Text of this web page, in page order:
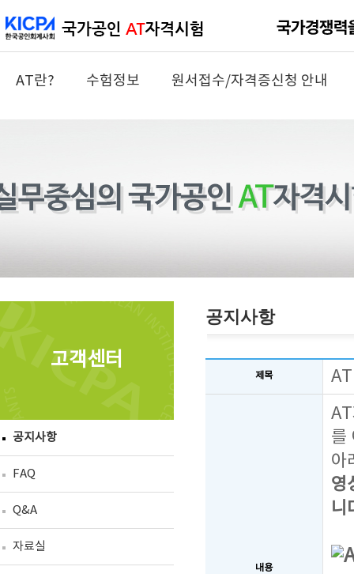
AT란? 수험정보 원서접수/자격증신청 안내
고객센터
공지사항
FAQ
Q&A
자료실
공지사항
제목
내용
를
아
영
니